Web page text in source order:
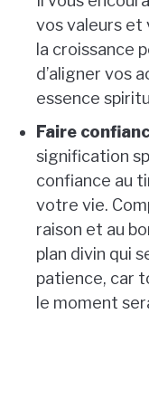
vos valeurs et
la croissance
d’aligner vos
essence
Faire
signification
confiance au
votre vie.
raison et au
plan divin qui
patience, car
le moment